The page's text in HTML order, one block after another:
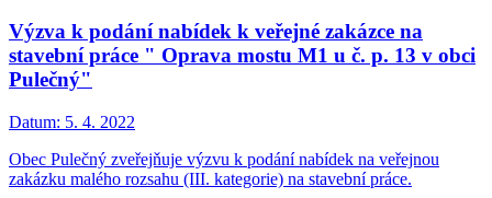
Výzva k podání nabídek k veřejné zakázce na
stavební práce " Oprava mostu M1 u č. p. 13 v obci
Pulečný"
Datum: 5. 4. 2022
Obec Pulečný zveřejňuje výzvu k podání nabídek na veřejnou
zakázku malého rozsahu (III. kategorie) na stavební práce.